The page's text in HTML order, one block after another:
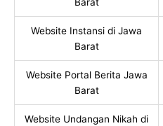
Barat
Website Instansi di Jawa
Barat
Website Portal Berita Jawa
Barat
Website Undangan Nikah di